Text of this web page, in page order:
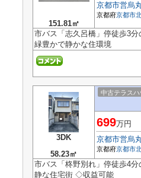
151.81㎡
京都市営烏
京都府京都市
市バス「志久呂橋」停徒歩3
緑豊かで静かな住環境
3DK
58.23㎡
中古テラスハ
699万円
京都市営烏
京都府京都市
市バス「柊野別れ」停徒歩4
静な住宅街 ◇収益可能